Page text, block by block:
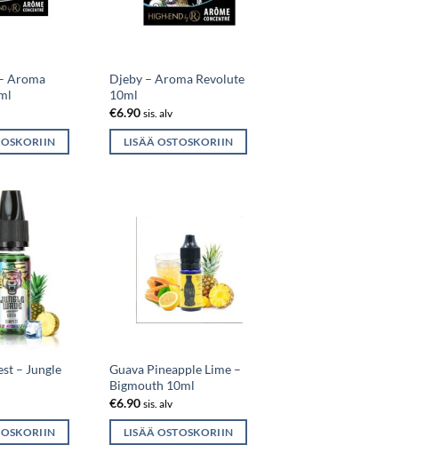
Aroma
Djeby – Aroma Revolute
10ml
€6.90 sis. alv
LISÄÄ OSTOSKORIIN
– Jungle
Guava Pineapple Lime –
Bigmouth 10ml
€6.90 sis. alv
LISÄÄ OSTOSKORIIN